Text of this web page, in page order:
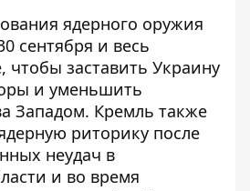
ядерного оружия
сентября и весь
чтобы заставить Украину
и уменьшить
Западом. Кремль также
риторику после
неудач в
и во время